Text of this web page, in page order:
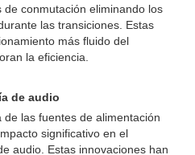
conmutación eliminando los
las transiciones. Estas
más fluido del
la eficiencia.
de audio
las fuentes de alimentación
significativo en el
audio. Estas innovaciones han